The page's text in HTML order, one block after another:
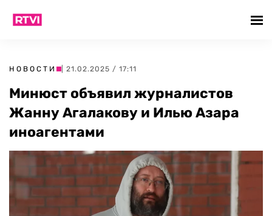
НОВОСТИ | 21.02.2025 / 17:11
Минюст объявил журналистов
Жанну Агалакову и Илью Азара
иноагентами